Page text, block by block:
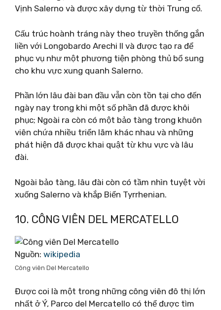
Vịnh Salerno và được xây dựng từ thời Trung cổ.
Cấu trúc hoành tráng này theo truyền thống gắn
liền với Longobardo Arechi II và được tạo ra để
phục vụ như một phương tiện phòng thủ bổ sung
cho khu vực xung quanh Salerno.
Phần lớn lâu đài ban đầu vẫn còn tồn tại cho đến
ngày nay trong khi một số phần đã được khôi
phục; Ngoài ra còn có một bảo tàng trong khuôn
viên chứa nhiều triển lãm khác nhau và những
phát hiện đã được khai quật từ khu vực và lâu
đài.
Ngoài bảo tàng, lâu đài còn có tầm nhìn tuyệt vời
xuống Salerno và khắp Biển Tyrrhenian.
10. CÔNG VIÊN DEL MERCATELLO
Nguồn: wikipedia
Công viên Del Mercatello
Được coi là một trong những công viên đô thị lớn
nhất ở Ý, Parco del Mercatello có thể được tìm